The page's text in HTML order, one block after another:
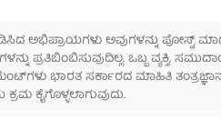
ಅಭಿಪ್ರಾಯಗಳು ಅವುಗಳನ್ನು ಪೋಸ್ಟ್
ಪ್ರತಿಬಿಂಬಿಸುವುದಿಲ್ಲ. ಒಬ್ಬ ವ್ಯಕ್ತಿ,
ಭಾರತ ಸರ್ಕಾರದ ಮಾಹಿತಿ
ಕೈಗೊಳ್ಳಲಾಗುವುದು.